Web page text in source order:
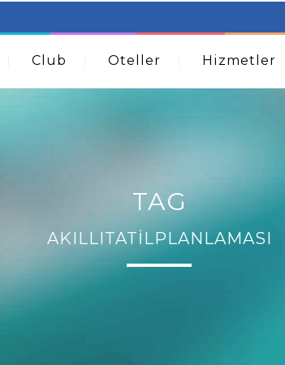
How A
Club Oteller Hizmetler
TAG
AKILLITATILPLANLAMASI